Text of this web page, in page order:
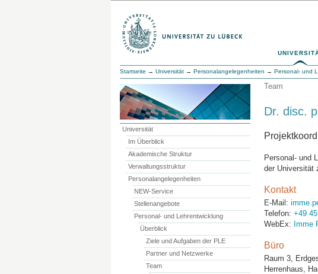
Startseite → Universität → Personalangelegenheiten → Personal- und
Universität
Im Überblick
Akademische Struktur
Verwaltungsstruktur
Personalangelegenheiten
NEW-Service
Stellenangebote
Personal- und Lehrentwicklung
Überblick
Ziele und Aufgaben der PLE
Partner und Netzwerke
Team
Team
Dr. disc.
Personal- und
der Universität
Kontakt
E-Mail:
Telefon: +49
WebEx: Imme
Büro
Raum 3,
Herrenhaus,